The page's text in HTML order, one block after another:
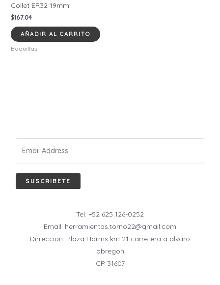
Collet ER32 19mm
$167.04
AÑADIR AL CARRITO
Boquillas
SUSCRIBETE
Tel. +52 625 126-0252
Email. herramientas.torno22@gmail.com
Dirreccion: Plaza Harms km 21 carretera a alvaro
obregon
CP 31607